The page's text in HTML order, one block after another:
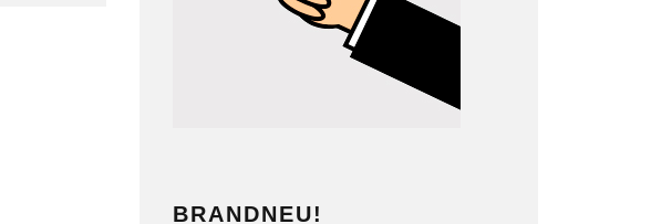
BRANDNEU!